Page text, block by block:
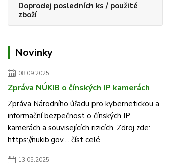
Doprodej posledních ks / použité
zboží
Novinky
08.09.2025
Zpráva NÚKIB o čínských IP kamerách
Zpráva Národního úřadu pro kybernetickou a
informační bezpečnost o čínských IP
kamerách a souvisejících rizicích. Zdroj zde:
https://nukib.gov.... číst celé
13.05.2025